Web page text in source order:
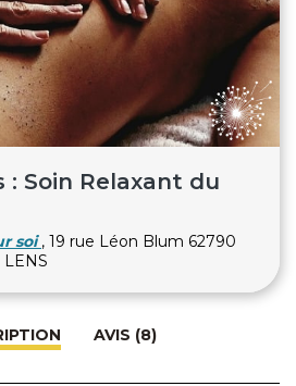
: Soin Relaxant du
soi , 19 rue Léon Blum 62790
LENS
AVIS (8)